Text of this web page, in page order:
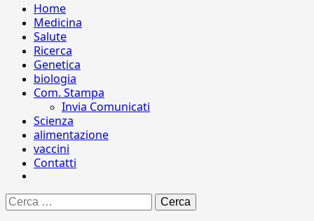
Home
Medicina
Salute
Ricerca
Genetica
biologia
Com. Stampa
Invia Comunicati
Scienza
alimentazione
vaccini
Contatti
Ricerca
per: